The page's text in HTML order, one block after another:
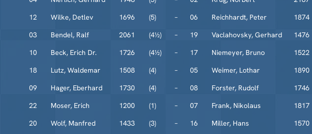
12
Wilke, Detlev 1696 (5) – 06 Reichhardt, Peter 1874
03
Bendel, Ralf 2061 (4½) – 19 Vaclahovsky, Gerhard 1476
10
Beck, Erich Dr. 1726 (4½) – 17 Niemeyer, Bruno 1522
18
Lutz, Waldemar 1508 (4) – 05 Weimer, Lothar 1890
09
Hager, Eberhard 1730 (4) – 08 Forster, Rudolf 1746
22
Moser, Erich 1200 (1) – 07 Frank, Nikolaus 1817
20
Wolf, Manfred 1433 (3) – 16 Miller, Hans 1570